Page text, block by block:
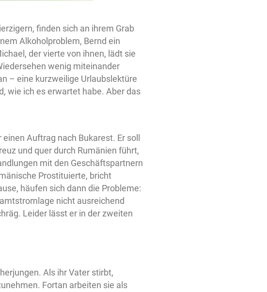
finden sich an ihrem Grab
Alkoholproblem, Bernd ein
der vierte von ihnen, lädt sie
wenig miteinander
– eine kurzweilige Urlaubslektüre
wie ich es erwartet habe. Aber das
Auftrag nach Bukarest. Er soll
und quer durch Rumänien führt,
mit den Geschäftspartnern
Prostituierte, bricht
häufen sich dann die Probleme:
nicht ausreichend
Leider lässt er in der zweiten
Als ihr Vater stirbt,
Fortan arbeiten sie als